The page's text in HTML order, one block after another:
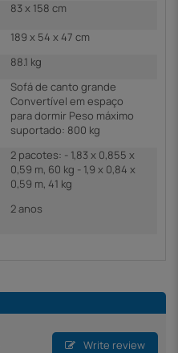
83 x 158 cm
189 x 54 x 47 cm
88.1 kg
Sofá de canto grande
Convertível em espaço
para dormir Peso máximo
suportado: 800 kg
2 pacotes: - 1,83 x 0,855 x
0,59 m, 60 kg - 1,9 x 0,84 x
0,59 m, 41 kg
2 anos
Write review